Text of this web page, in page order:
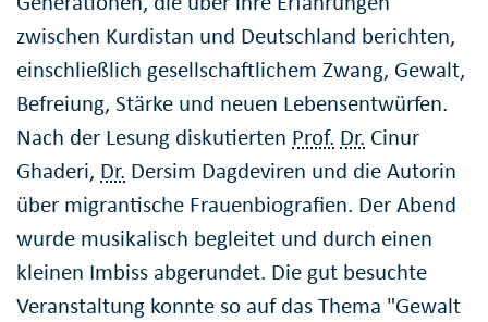
zwischen Kurdistan und Deutschland berichten,
einschließlich gesell­schaft­lichem Zwang, Gewalt,
Befreiung, Stärke und neuen Lebens­entwürfen.
Nach der Lesung diskutierten Prof. Dr. Cinur
Ghaderi, Dr. Dersim Dagdeviren und die Autorin
über migrantische Frauen­biografien. Der Abend
wurde musikalisch begleitet und durch einen
kleinen Imbiss abgerundet. Die gut besuchte
Veranstaltung konnte so auf das Thema "Gewalt